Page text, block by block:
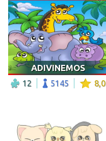
ADIVINEMOS
12 5145 8,0